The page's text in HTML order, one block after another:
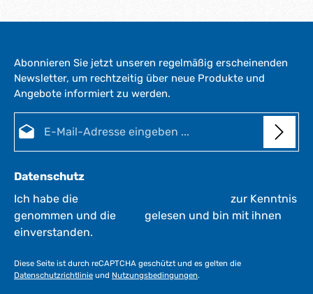
Abonnieren Sie jetzt unseren regelmäßig erscheinenden
Newsletter, um rechtzeitig über neue Produkte und
Angebote informiert zu werden.
Datenschutz
Ich habe die
zur Kenntnis
genommen und die
gelesen und bin mit ihnen
einverstanden.
Diese Seite ist durch reCAPTCHA geschützt und es gelten die
Datenschutzrichtlinie und Nutzungsbedingungen.